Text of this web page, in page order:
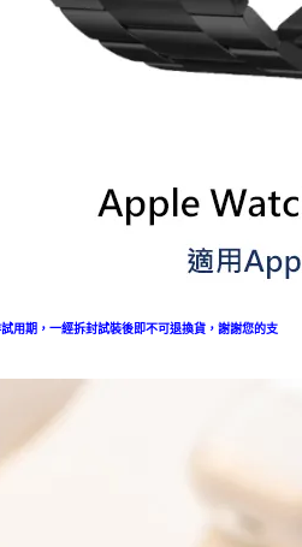
用期，一經拆封試裝後即不可退換貨，謝謝您的支